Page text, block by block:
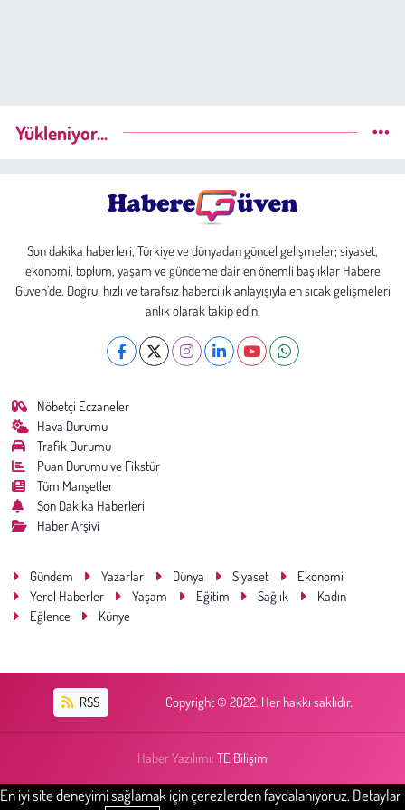
Yükleniyor...
Son dakika haberleri, Türkiye ve dünyadan güncel gelişmeler; siyaset,
ekonomi, toplum, yaşam ve gündeme dair en önemli başlıklar Habere
Güven’de. Doğru, hızlı ve tarafsız habercilik anlayışıyla en sıcak gelişmeleri
anlık olarak takip edin.
Nöbetçi Eczaneler
Hava Durumu
Trafik Durumu
Puan Durumu ve Fikstür
Tüm Manşetler
Son Dakika Haberleri
Haber Arşivi
Gündem Yazarlar Dünya Siyaset
Ekonomi
Yerel Haberler
Yaşam Eğitim Sağlık
Kadın
Eğlence
Künye
RSS Copyright © 2022. Her hakkı saklıdır.
Haber Yazılımı: TE Bilişim
En iyi site deneyimi sağlamak için çerezlerden faydalanıyoruz. Detaylar